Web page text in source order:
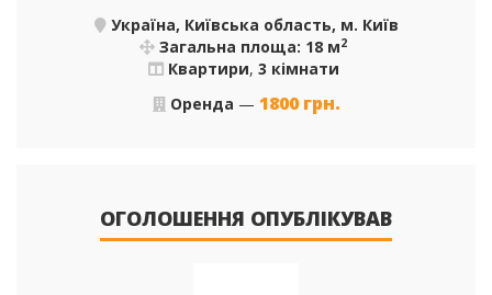
Україна, Київська область, м. Київ
Загальна площа: 18 м2
Квартири, 3 кімнати
Оренда — 1800 грн.
ОГОЛОШЕННЯ ОПУБЛІКУВАВ